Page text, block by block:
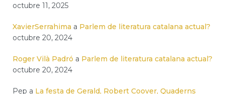
octubre 11, 2025
XavierSerrahima a Parlem de literatura catalana actual?
octubre 20, 2024
Roger Vilà Padró a Parlem de literatura catalana actual?
octubre 20, 2024
Pep a La festa de Gerald, Robert Coover, Quaderns